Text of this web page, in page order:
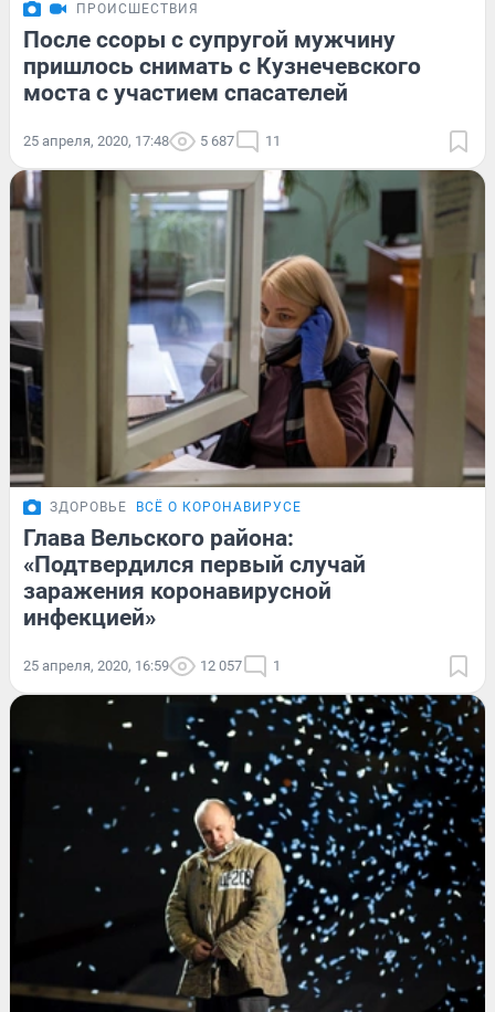
ПРОИСШЕСТВИЯ
После ссоры с супругой мужчину
пришлось снимать с Кузнечевского
моста с участием спасателей
25 апреля, 2020, 17:48 5 687 11
ЗДОРОВЬЕ ВСЁ О КОРОНАВИРУСЕ
Глава Вельского района:
«Подтвердился первый случай
заражения коронавирусной
инфекцией»
25 апреля, 2020, 16:59 12 057 1